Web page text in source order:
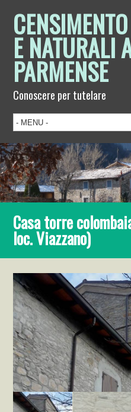
E NATURALI
PARMENSE
Conoscere per tutelare
Casa torre
loc. Viazzano)